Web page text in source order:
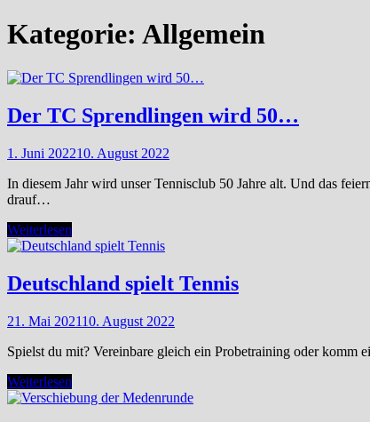
Kategorie: Allgemein
Der TC Sprendlingen wird 50…
1. Juni 202210. August 2022
In diesem Jahr wird unser Tennisclub 50 Jahre alt. Und das
drauf…
Der
TC
wird
50…
Weiterlesen
Deutschland spielt Tennis
21. Mai 202110. August 2022
Spielst du mit? Vereinbare gleich ein Probetraining oder komm
Deutschland
spielt
Weiterlesen